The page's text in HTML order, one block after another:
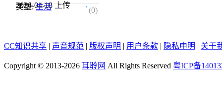
2026-04-18上传
类型:生活 0.0
(0)
CC知识共享 | 声音规范 | 版权声明 | 用户条款 | 隐私申明 | 关于
Copyright © 2013-2026 耳聆网 All Rights Reserved 粤ICP备